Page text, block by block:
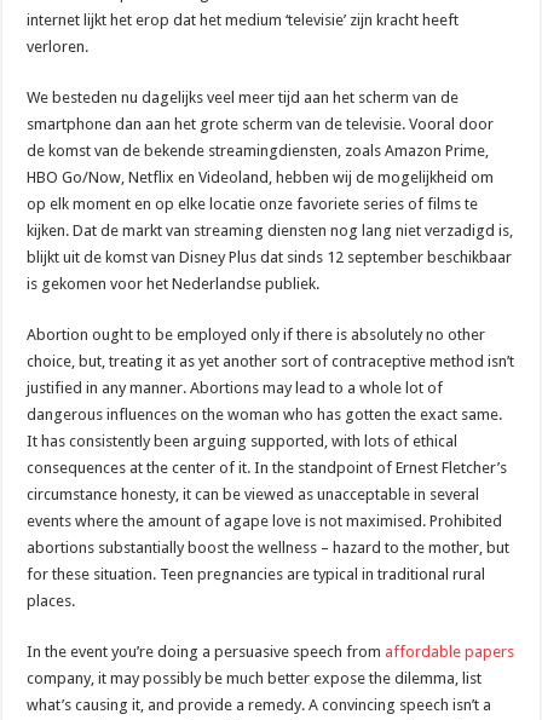
internet lijkt het erop dat het medium ‘televisie’ zijn kracht heeft
verloren.
We besteden nu dagelijks veel meer tijd aan het scherm van de
smartphone dan aan het grote scherm van de televisie. Vooral door
de komst van de bekende streamingdiensten, zoals Amazon Prime,
HBO Go/Now, Netflix en Videoland, hebben wij de mogelijkheid om
op elk moment en op elke locatie onze favoriete series of films te
kijken. Dat de markt van streaming diensten nog lang niet verzadigd is,
blijkt uit de komst van Disney Plus dat sinds 12 september beschikbaar
is gekomen voor het Nederlandse publiek.
Abortion ought to be employed only if there is absolutely no other
choice, but, treating it as yet another sort of contraceptive method isn’t
justified in any manner. Abortions may lead to a whole lot of
dangerous influences on the woman who has gotten the exact same.
It has consistently been arguing supported, with lots of ethical
consequences at the center of it. In the standpoint of Ernest Fletcher’s
circumstance honesty, it can be viewed as unacceptable in several
events where the amount of agape love is not maximised. Prohibited
abortions substantially boost the wellness – hazard to the mother, but
for these situation. Teen pregnancies are typical in traditional rural
places.
In the event you’re doing a persuasive speech from affordable papers
company, it may possibly be much better expose the dilemma, list
what’s causing it, and provide a remedy. A convincing speech isn’t a